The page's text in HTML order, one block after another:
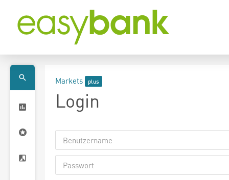
Markets
Login